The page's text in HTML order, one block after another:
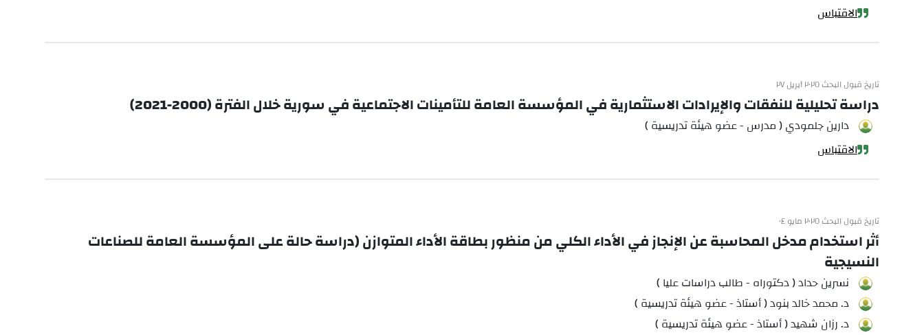
الاقتباس
تاريخ قبول البحث ٢٠٢٥ أبريل ٢٧
دراسة تحليلية للنفقات والإيرادات الاستثمارية في المؤسسة العامة للتأمينات الاجتماعية في سورية خلال الفترة (2000-2021)
دارين جلمودي ( مدرس - عضو هيئة تدريسية )
الاقتباس
تاريخ قبول البحث ٢٠٢٥ مايو ٠٤
أثر استخدام مدخل المحاسبة عن الإنجاز في الأداء الكلي من منظور بطاقة الأداء المتوازن (دراسة حالة على المؤسسة العامة للصناعات
النسيجية
نسرين حداد ( دكتوراه - طالب دراسات عليا )
د. محمد خالد بنود ( أستاذ - عضو هيئة تدريسية )
د. رزان شهيد ( أستاذ - عضو هيئة تدريسية )